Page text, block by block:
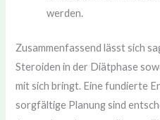
werden.
Zusammenfassend lässt sich
Steroiden in der Diätphase
mit sich bringt. Eine fundierte
sorgfältige Planung sind